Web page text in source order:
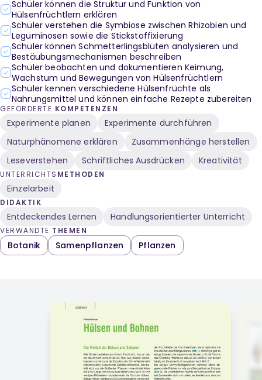
Schüler können die Struktur und Funktion von
Hülsenfrüchtlern erklären
Schüler verstehen die Symbiose zwischen Rhizobien und
Leguminosen sowie die Stickstoffixierung
Schüler können Schmetterlingsblüten analysieren und
Bestäubungsmechanismen beschreiben
Schüler beobachten und dokumentieren Keimung,
Wachstum und Bewegungen von Hülsenfrüchtlern
Schüler kennen verschiedene Hülsenfrüchte als
Nahrungsmittel und können einfache Rezepte zubereiten
GEFÖRDERTE KOMPETENZEN
Experimente planen
Experimente durchführen
Naturphänomene erklären
Zusammenhänge herstellen
Leseverstehen
Schriftliches Ausdrücken Kreativität
UNTERRICHTS METHODEN
Einzelarbeit
DIDAKTIK
Entdeckendes Lernen Handlungsorientierter Unterricht
VERWANDTE THEMEN
Botanik Samenpflanzen Pflanzen